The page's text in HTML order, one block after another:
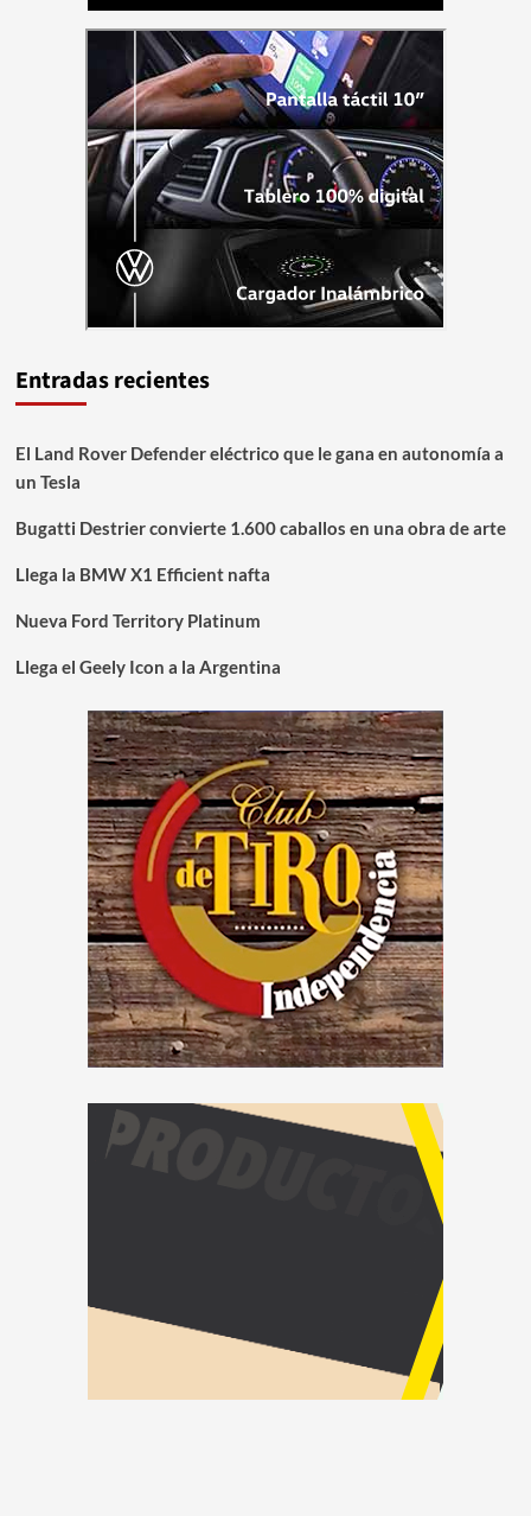
Entradas recientes
El Land Rover Defender eléctrico que le gana en autonomía a
un Tesla
Bugatti Destrier convierte 1.600 caballos en una obra de arte
Llega la BMW X1 Efficient nafta
Nueva Ford Territory Platinum
Llega el Geely Icon a la Argentina